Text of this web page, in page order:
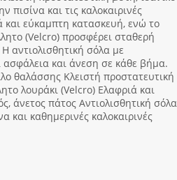
πισίνα και τις καλοκαιρινές
και εύκαμπτη κατασκευή, ενώ το
(Velcro) προσφέρει σταθερή
αντιολισθητική σόλα με
ασφάλεια και άνεση σε κάθε βήμα.
θαλάσσης Κλειστή προστατευτική
λουράκι (Velcro) Ελαφριά και
άνετος πάτος Αντιολισθητική σόλα
και καθημερινές καλοκαιρινές